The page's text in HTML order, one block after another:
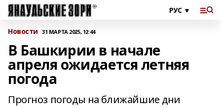
Новости 31 МАРТА 2025, 12:44
В Башкирии в начале
апреля ожидается летняя
погода
Прогноз погоды на ближайшие дни